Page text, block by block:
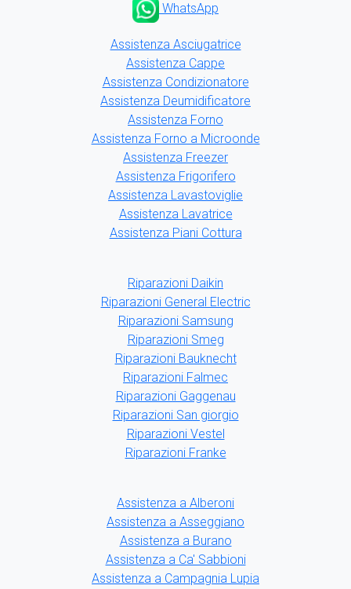
WhatsApp
Assistenza Asciugatrice
Assistenza Cappe
Assistenza Condizionatore
Assistenza Deumidificatore
Assistenza Forno
Assistenza Forno a Microonde
Assistenza Freezer
Assistenza Frigorifero
Assistenza Lavastoviglie
Assistenza Lavatrice
Assistenza Piani Cottura
Riparazioni Daikin
Riparazioni General Electric
Riparazioni Samsung
Riparazioni Smeg
Riparazioni Bauknecht
Riparazioni Falmec
Riparazioni Gaggenau
Riparazioni San giorgio
Riparazioni Vestel
Riparazioni Franke
Assistenza a Alberoni
Assistenza a Asseggiano
Assistenza a Burano
Assistenza a Ca' Sabbioni
Assistenza a Campagnia Lupia